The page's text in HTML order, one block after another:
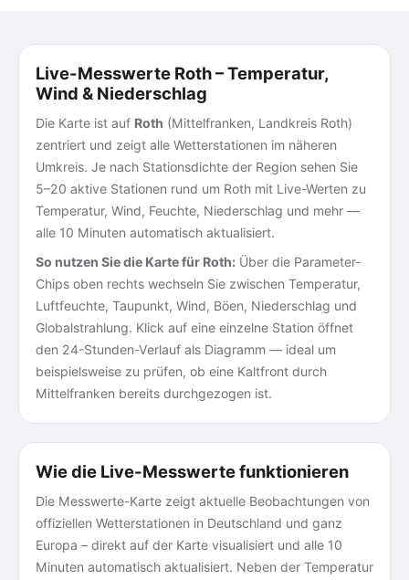
Live-Messwerte Roth – Temperatur,
Wind & Niederschlag
Die Karte ist auf Roth (Mittelfranken, Landkreis Roth)
zentriert und zeigt alle Wetterstationen im näheren
Umkreis. Je nach Stationsdichte der Region sehen Sie
5–20 aktive Stationen rund um Roth mit Live-Werten zu
Temperatur, Wind, Feuchte, Niederschlag und mehr —
alle 10 Minuten automatisch aktualisiert.
So nutzen Sie die Karte für Roth: Über die Parameter-
Chips oben rechts wechseln Sie zwischen Temperatur,
Luftfeuchte, Taupunkt, Wind, Böen, Niederschlag und
Globalstrahlung. Klick auf eine einzelne Station öffnet
den 24-Stunden-Verlauf als Diagramm — ideal um
beispielsweise zu prüfen, ob eine Kaltfront durch
Mittelfranken bereits durchgezogen ist.
Wie die Live-Messwerte funktionieren
Die Messwerte-Karte zeigt aktuelle Beobachtungen von
offiziellen Wetterstationen in Deutschland und ganz
Europa – direkt auf der Karte visualisiert und alle 10
Minuten automatisch aktualisiert. Neben der Temperatur